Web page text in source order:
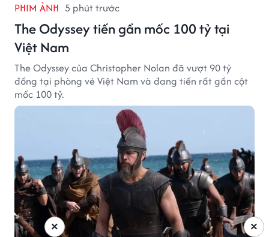
PHIM ẢNH 5 phút trước
The Odyssey tiến gần mốc 100 tỷ tại
Việt Nam
The Odyssey của Christopher Nolan đã vượt 90 tỷ
đồng tại phòng vé Việt Nam và đang tiến rất gần cột
mốc 100 tỷ.
×
×